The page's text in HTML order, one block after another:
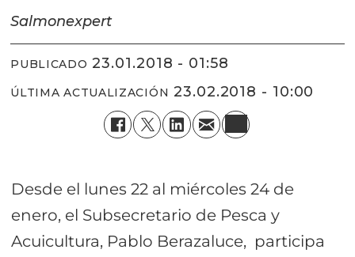
Salmonexpert
PUBLICADO 23.01.2018 - 01:58
ÚLTIMA ACTUALIZACIÓN 23.02.2018 - 10:00
Desde el lunes 22 al miércoles 24 de
enero, el Subsecretario de Pesca y
Acuicultura, Pablo Berazaluce, participa